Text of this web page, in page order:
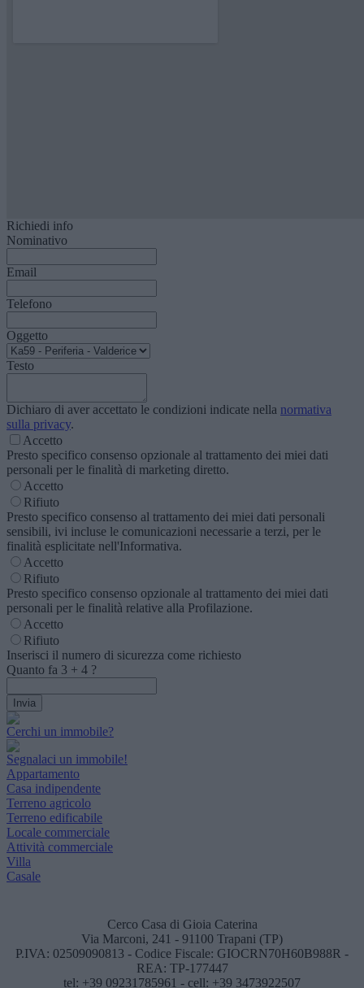
Richiedi info
Nominativo
Email
Telefono
Oggetto
Testo
Dichiaro di aver accettato le condizioni indicate nella normativa
sulla privacy.
Accetto
Presto specifico consenso opzionale al trattamento dei miei dati
personali per le finalità di marketing diretto.
Accetto
Rifiuto
Presto specifico consenso al trattamento dei miei dati personali
sensibili, ivi incluse le comunicazioni necessarie a terzi, per le
finalità esplicitate nell'Informativa.
Accetto
Rifiuto
Presto specifico consenso opzionale al trattamento dei miei dati
personali per le finalità relative alla Profilazione.
Accetto
Rifiuto
Inserisci il numero di sicurezza come richiesto
Quanto fa 3 + 4 ?
Cerchi un immobile?
Segnalaci un immobile!
Appartamento
Casa indipendente
Terreno agricolo
Terreno edificabile
Locale commerciale
Attività commerciale
Villa
Casale
Cerco Casa di Gioia Caterina
Via Marconi, 241 - 91100 Trapani (TP)
P.IVA: 02509090813 - Codice Fiscale: GIOCRN70H60B988R -
REA: TP-177447
tel: +39 09231785961 - cell: +39 3473922507